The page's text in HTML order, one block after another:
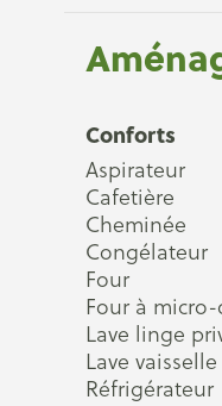
Conforts
Aspirateur
Cafetière
Cheminée
Congélateur
Four
Four à
Lave linge
Lave vaisselle
Réfrigérateur